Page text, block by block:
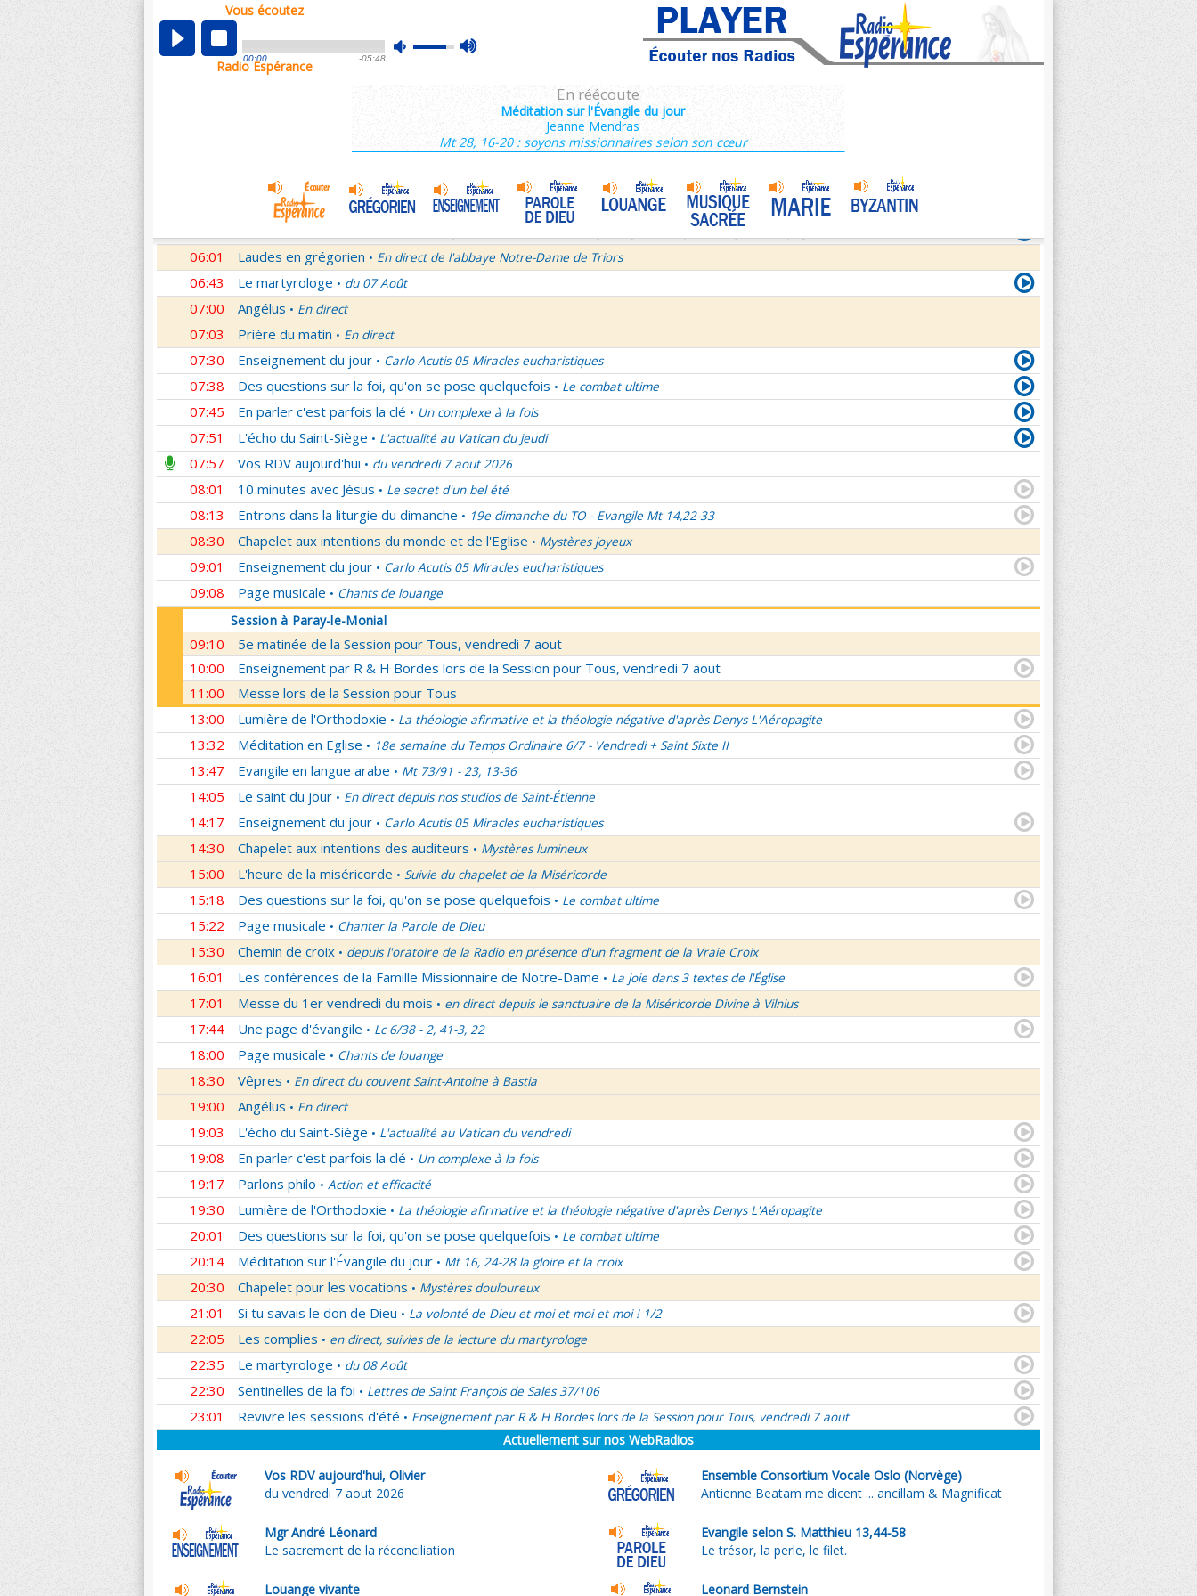
Vous écoutez
mute
max
00:00 -05:48
Radio Espérance
En réécoute
Méditation sur l'Évangile du jour
Jeanne Mendras
Mt 28, 16-20 : soyons missionnaires selon son cœur
00:04
01:03 Sentinelles de la foi • Lettres de Saint François de Sales 37/106
01:32 10 minutes avec Jésus
18e semaine du Temps Ordinaire 6/7 - Vendredi + Saint Sixte II
En direct avec le Père Denis Mertz
Nouveau Testament • Lettre aux Galates
Si tu savais le don de Dieu La Transfiguration
En Toi nos sources • Paul et le Judaïsme 05
La théologie afirmative et la théologie négative d'après Denys L'Aéropagite
06:01 Laudes en grégorien • En direct de l'abbaye Notre-Dame de Triors
06:43 Le martyrologe • du 07 Août
07:00 Angélus • En direct
07:03 Prière du matin • En direct
07:30 Enseignement du jour • Carlo Acutis 05 Miracles eucharistiques
07:38 Des questions sur la foi, qu'on se pose quelquefois • Le combat ultime
07:45 En parler c'est parfois la clé • Un complexe à la fois
07:51 L'écho du Saint-Siège • L'actualité au Vatican du jeudi
07:57 Vos RDV aujourd'hui • du vendredi 7 aout 2026
08:01 10 minutes avec Jésus • Le secret d'un bel été
08:13 Entrons dans la liturgie du dimanche • 19e dimanche du TO - Evangile Mt 14,22-33
08:30 Chapelet aux intentions du monde et de l'Eglise • Mystères joyeux
09:01 Enseignement du jour • Carlo Acutis 05 Miracles eucharistiques
09:08 Page musicale • Chants de louange
Session à Paray-le-Monial
09:10
5e matinée de la Session pour Tous, vendredi 7 aout
10:00
Enseignement par R & H Bordes lors de la Session pour Tous, vendredi 7 aout
11:00
Messe lors de la Session pour Tous
13:00
Lumière de l'Orthodoxie • La théologie afirmative et la théologie négative d'après Denys L'Aéropagite
13:32 Méditation en Eglise • 18e semaine du Temps Ordinaire 6/7 - Vendredi + Saint Sixte II
13:47 Evangile en langue arabe • Mt 73/91 - 23, 13-36
14:05 Le saint du jour • En direct depuis nos studios de Saint-Étienne
14:17 Enseignement du jour • Carlo Acutis 05 Miracles eucharistiques
14:30 Chapelet aux intentions des auditeurs • Mystères lumineux
15:00 L'heure de la miséricorde • Suivie du chapelet de la Miséricorde
15:18 Des questions sur la foi, qu'on se pose quelquefois • Le combat ultime
15:22 Page musicale • Chanter la Parole de Dieu
15:30 Chemin de croix • depuis l'oratoire de la Radio en présence d'un fragment de la Vraie Croix
16:01 Les conférences de la Famille Missionnaire de Notre-Dame • La joie dans 3 textes de l'Église
17:01 Messe du 1er vendredi du mois • en direct depuis le sanctuaire de la Miséricorde Divine à Vilnius
17:44 Une page d'évangile • Lc 6/38 - 2, 41-3, 22
18:00 Page musicale • Chants de louange
18:30 Vêpres • En direct du couvent Saint-Antoine à Bastia
19:00 Angélus • En direct
19:03 L'écho du Saint-Siège • L'actualité au Vatican du vendredi
19:08 En parler c'est parfois la clé • Un complexe à la fois
19:17 Parlons philo • Action et efficacité
19:30 Lumière de l'Orthodoxie • La théologie afirmative et la théologie négative d'après Denys L'Aéropagite
20:01 Des questions sur la foi, qu'on se pose quelquefois • Le combat ultime
20:14 Méditation sur l'Évangile du jour • Mt 16, 24-28 la gloire et la croix
20:30 Chapelet pour les vocations • Mystères douloureux
21:01 Si tu savais le don de Dieu • La volonté de Dieu et moi et moi et moi ! 1/2
22:05 Les complies • en direct, suivies de la lecture du martyrologe
22:35 Le martyrologe • du 08 Août
22:30 Sentinelles de la foi • Lettres de Saint François de Sales 37/106
23:01 Revivre les sessions d'été • Enseignement par R & H Bordes lors de la Session pour Tous, vendredi 7 aout
Actuellement sur nos WebRadios
Vos RDV aujourd'hui, Olivier
du vendredi 7 aout 2026
Ensemble Consortium Vocale Oslo (Norvège)
Antienne Beatam me dicent ... ancillam & Magnificat
Mgr André Léonard
Le sacrement de la réconciliation
Evangile selon S. Matthieu 13,44-58
Le trésor, la perle, le filet.
Louange vivante Leonard Bernstein